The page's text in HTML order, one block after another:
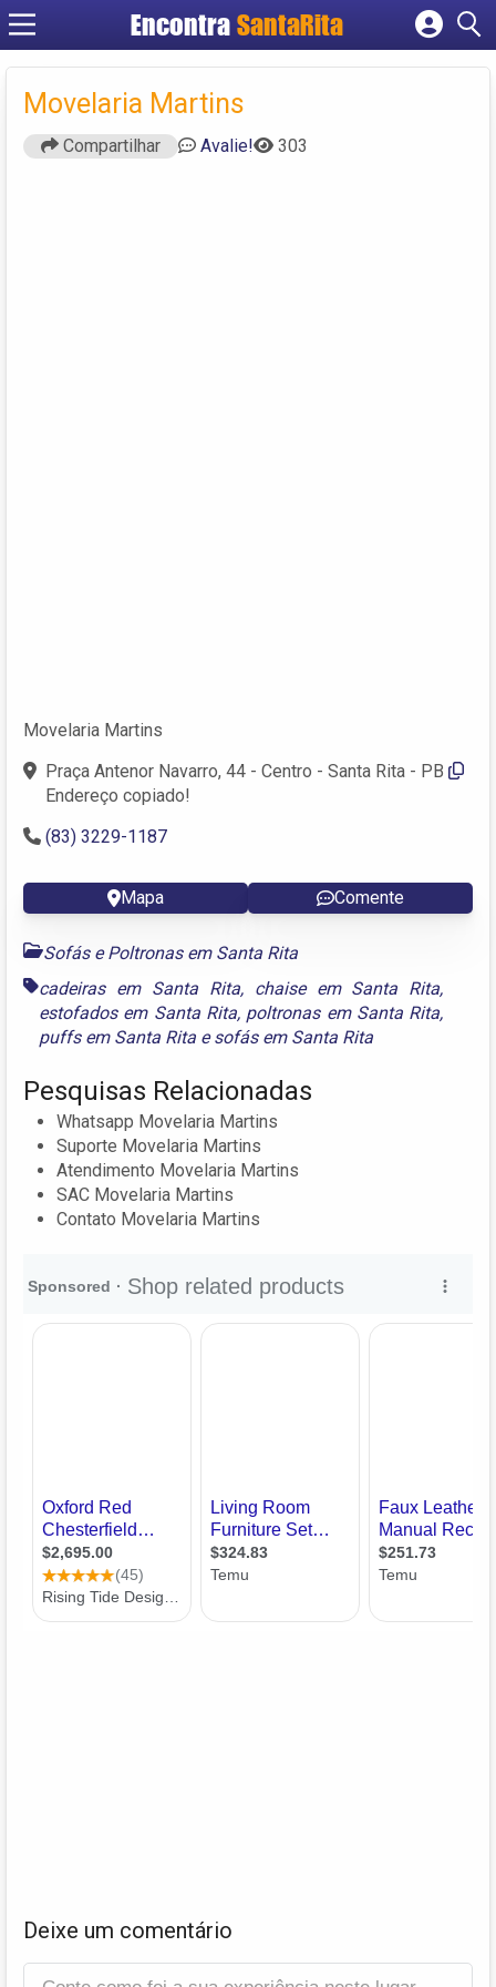
EncontraSantaRita
Cadastrar empresa
Criar conta
Movelaria Martins
Compartilhar Avalie! 303
Movelaria Martins
Praça Antenor Navarro, 44 - Centro - Santa Rita - PB
Endereço copiado!
(83) 3229-1187
Mapa Comente
Sofás e Poltronas em Santa Rita
cadeiras em Santa Rita, chaise em Santa Rita,
estofados em Santa Rita, poltronas em Santa Rita,
puffs em Santa Rita esofás em Santa Rita
Pesquisas Relacionadas
Whatsapp Movelaria Martins
Suporte Movelaria Martins
Atendimento Movelaria Martins
SAC Movelaria Martins
Contato Movelaria Martins
Deixe um comentário